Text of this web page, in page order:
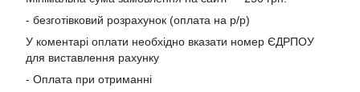
- безготівковий розрахунок (оплата на р/р)
У коментарі оплати необхідно вказати номер ЄДРПОУ
для виставлення рахунку
- Оплата при отриманні